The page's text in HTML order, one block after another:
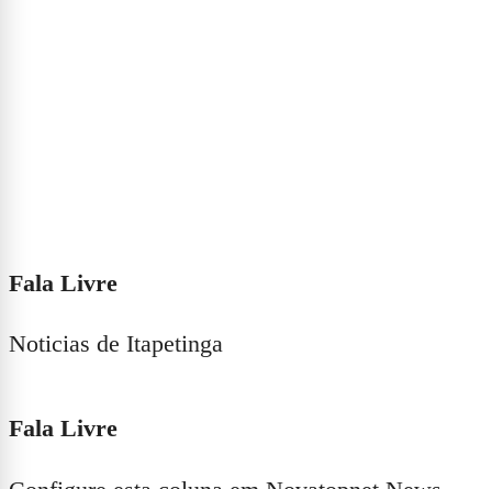
Fala Livre
Noticias de Itapetinga
Fala Livre